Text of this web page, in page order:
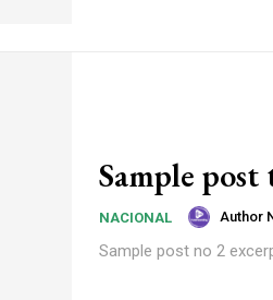
Sample
NACIONAL Author
Sample post no 2